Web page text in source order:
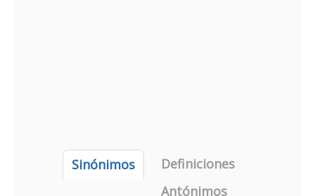
Sinónimos
Definiciones
Antónimos